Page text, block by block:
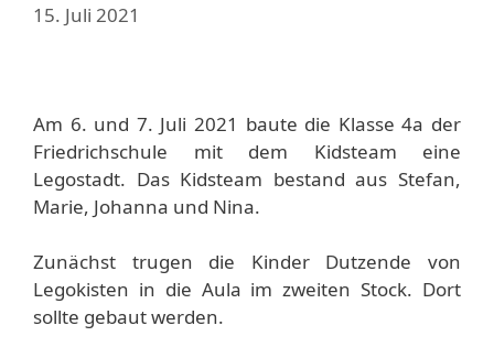
15. Juli 2021
Am 6. und 7. Juli 2021 baute die Klasse 4a der
Friedrichschule mit dem Kidsteam eine
Legostadt. Das Kidsteam bestand aus Stefan,
Marie, Johanna und Nina.
Zunächst trugen die Kinder Dutzende von
Legokisten in die Aula im zweiten Stock. Dort
sollte gebaut werden.